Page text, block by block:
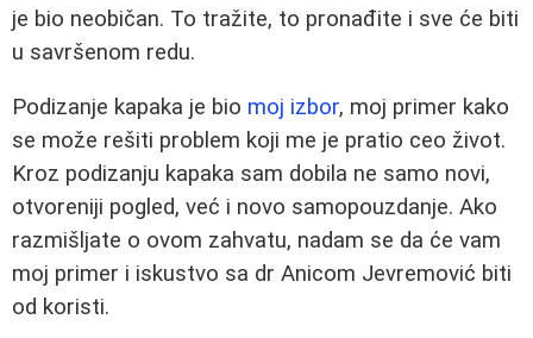
je bio neobičan. To tražite, to pronađite i sve će biti
u savršenom redu.
Podizanje kapaka je bio moj izbor, moj primer kako
se može rešiti problem koji me je pratio ceo život.
Kroz podizanju kapaka sam dobila ne samo novi,
otvoreniji pogled, već i novo samopouzdanje. Ako
razmišljate o ovom zahvatu, nadam se da će vam
moj primer i iskustvo sa dr Anicom Jevremović biti
od koristi.